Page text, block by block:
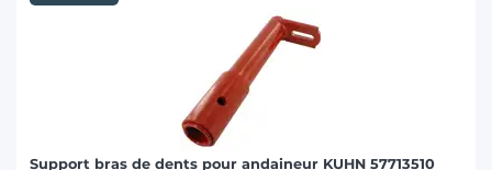
Support bras de dents pour andaineur KUHN 57713510